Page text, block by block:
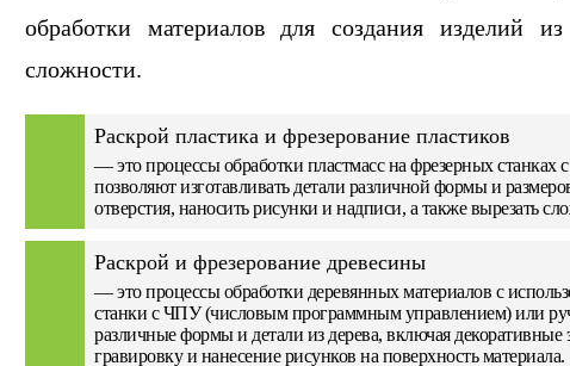
обработки материалов для создания изделий
сложности.
Раскрой пластика и фрезерование пластиков
— это процессы обработки пластмасс на фрезерных
позволяют изготавливать детали различной формы и
отверстия, наносить рисунки и надписи, а также вырезать
Раскрой и фрезерование древесины
— это процессы обработки деревянных материалов с
станки с ЧПУ (числовым программным управлением) или
различные формы и детали из дерева, включая
гравировку и нанесение рисунков на поверхность материала.